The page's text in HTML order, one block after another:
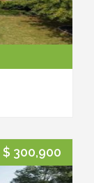
$ 300,900